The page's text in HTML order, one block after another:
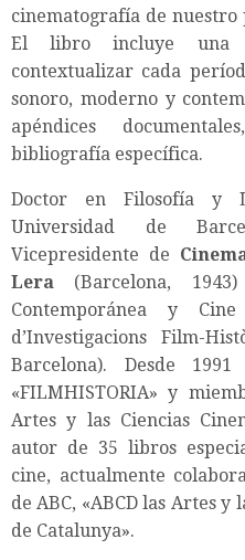
cinematografía de nuestro
El libro incluye una
contextualizar cada
sonoro, moderno y
apéndices
bibliografía específica.
Doctor en Filosofía y
Universidad de
Vicepresidente de
Lera (Barcelona,
Contemporánea y
d’Investigacions Film-
Barcelona). Desde
«FILMHISTORIA» y
Artes y las Ciencias
autor de 35 libros
cine, actualmente
de ABC, «ABCD las Artes
de Catalunya».